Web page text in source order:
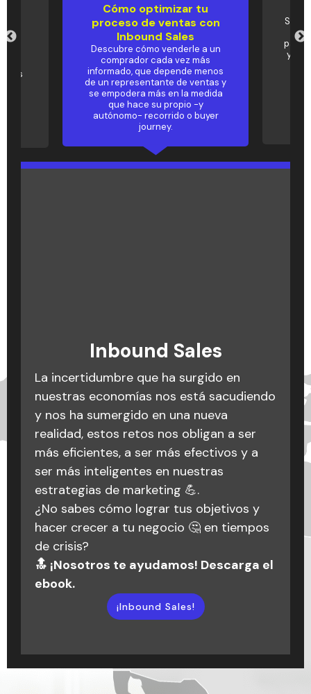
Cómo optimizar tu
proceso de ventas con
Inbound Sales
Descubre cómo venderle a un
comprador cada vez más
informado, que depende menos
de un representante de ventas y
se empodera más en la medida
que hace su propio -y
autónomo- recorrido o buyer
journey.
Si de
para
y no
Inbound Sales
La incertidumbre que ha surgido en
nuestras economías nos está sacudiendo
y nos ha sumergido en una nueva
realidad, estos retos nos obligan a ser
más eficientes, a ser más efectivos y a
ser más inteligentes en nuestras
estrategias de marketing 💪.
¿No sabes cómo lograr tus objetivos y
hacer crecer a tu negocio 🤔 en tiempos
de crisis?
🔝 ¡Nosotros te ayudamos! Descarga el
ebook.
¡Inbound Sales!
Podcast: La cagada es no
saber cagarla
Equivocarse es muy fácil, lo importante
es no cometer los mismos errores varias
veces. Catalina Montoya, directora de
operaciones en Triario nos habla sobre
algunas cagadas en los procesos de
marketing digital con algunos clientes y
dentro de Triario. Situaciones de las que
hemos aprendido y que ahora hacen
parte de nuestra historia.
¡Escuchar podcast!
Inbound Marketing: qué
es, conceptos y
metodología
Crear una estrategia efectiva es como
preparar una receta: ¡necesitas
ingredientes claros y pasos precisos
para un resultado delicioso! 🍳🌟
Si sientes que tu estrategia está dando
vueltas en círculos, ¡hablemos! Estamos
aquí para ayudarte a darle forma a tus
objetivos y alcanzar el éxito que buscas.
🚀💬